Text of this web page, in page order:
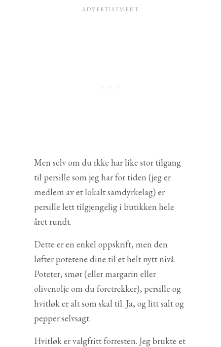
Men selv om du ikke har like stor tilgang
til persille som jeg har for tiden (jeg er
medlem av et lokalt samdyrkelag) er
persille lett tilgjengelig i butikken hele
året rundt.
Dette er en enkel oppskrift, men den
løfter potetene dine til et helt nytt nivå.
Poteter, smør (eller margarin eller
olivenolje om du foretrekker), persille og
hvitløk er alt som skal til. Ja, og litt salt og
pepper selvsagt.
Hvitløk er valgfritt forresten. Jeg brukte et